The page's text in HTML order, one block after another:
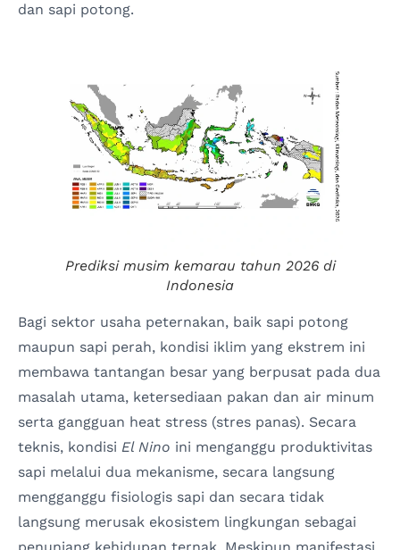
dan sapi potong.
Prediksi musim kemarau tahun 2026 di
Indonesia
Bagi sektor usaha peternakan, baik sapi potong
maupun sapi perah, kondisi iklim yang ekstrem ini
membawa tantangan besar yang berpusat pada dua
masalah utama, ketersediaan pakan dan air minum
serta gangguan heat stress (stres panas). Secara
teknis, kondisi El Nino ini menganggu produktivitas
sapi melalui dua mekanisme, secara langsung
mengganggu fisiologis sapi dan secara tidak
langsung merusak ekosistem lingkungan sebagai